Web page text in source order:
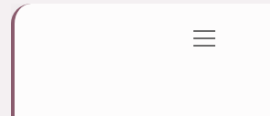
Gizlilik Politikası
menüyü
aç